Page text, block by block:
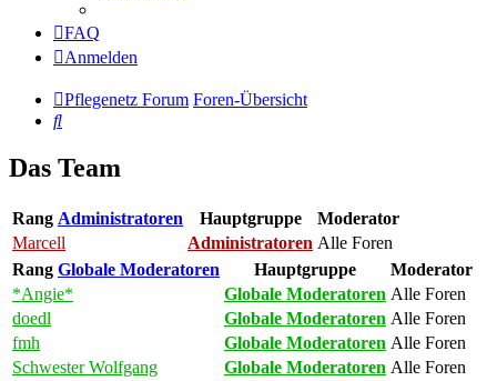
FAQ
Anmelden
Pflegenetz Forum Foren-Übersicht
Suche
Das Team
Rang Administratoren Hauptgruppe
Moderator
Marcell
Administratoren Alle Foren
Rang Globale Moderatoren Hauptgruppe
Moderator
*Angie*
Globale Moderatoren Alle Foren
doedl
Globale Moderatoren Alle Foren
fmh
Globale Moderatoren Alle Foren
Schwester Wolfgang
Globale Moderatoren Alle Foren